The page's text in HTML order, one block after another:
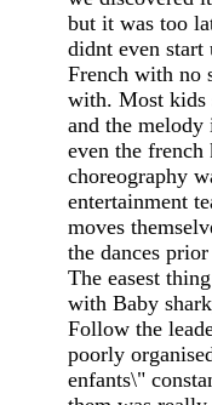
but it was too
didnt even
French with no
with. Most kids
and the melody
even the
choreography
entertainment
moves
the dances
The easest
with Baby
Follow the
poorly
enfants\"